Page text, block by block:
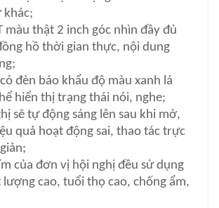
khác;
màu thật 2 inch góc nhìn đầy đủ
hồ thời gian thực, nội dung
đèn báo khẩu độ màu xanh lá
hiển thị trạng thái nói, nghe;
sẽ tự động sáng lên sau khi mở,
quả hoạt động sai, thao tác trực
của đơn vị hội nghị đều sử dụng
lượng cao, tuổi thọ cao, chống ẩm,